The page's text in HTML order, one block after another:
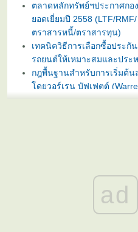
ตลาดหลักทรัพย์ฯประกาศกอ
อดเยี่ยมปี 2558 (LTF/RMF/
ตราสารหนี้/ตราสารทุน)
เทคนิควิธีการเลือกซื้อประ
รถยนต์ให้เหมาะสมและประ
กฎพื้นฐานสำหรับการเริ่มต้น
ดยวอร์เรน บัฟเฟตต์
ดอกเบี้ยสูง 3% ต่อปี
บลจ. ทิสโก้ เปิดเสนอขาย “ก
เปิด ทิสโก้ เจแปน อิควิตี้ ทริกเ
8% #2” วันที่ 2- 9 ม.ค. 2557
ad